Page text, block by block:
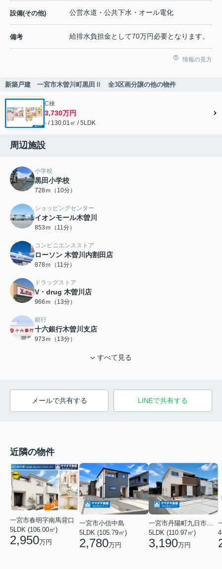
設備(その他) 公営水道・公共下水・オール電化
備考 給排水負担金として70万円必要となります。
情報の見方
新築戸建 一宮市木曽川町黒田Ⅱ 全3区画分譲の他の物件
C棟
3,730万円
- / 130.01㎡ / 5LDK
周辺施設
小学校
黒田小学校
728ｍ（10分）
ショッピングセンター
イオンモール木曽川
853ｍ（11分）
コンビニエンスストア
ローソン 木曽川内割田店
878ｍ（11分）
ドラッグストア
V・drug 木曽川店
966ｍ（13分）
銀行
十六銀行木曽川支店
973ｍ（13分）
すべて見る
メールで共有する LINEで共有する
近隣の物件
一宮市春明字南馬背口
5LDK (106.00㎡)
2,950万円
一宮市小信中島
5LDK (105.79㎡)
2,780万円
5LDK (110.97㎡)
3,190万円